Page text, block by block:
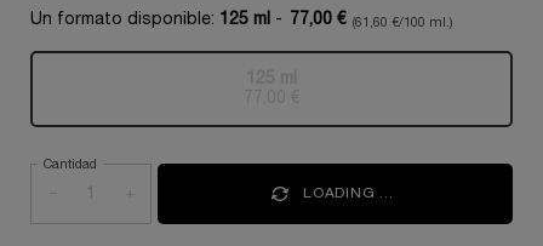
Un formato disponible: 125 ml - 77,00 € (61,60 €/100 ml.)
Cantidad
+ LOADING ...